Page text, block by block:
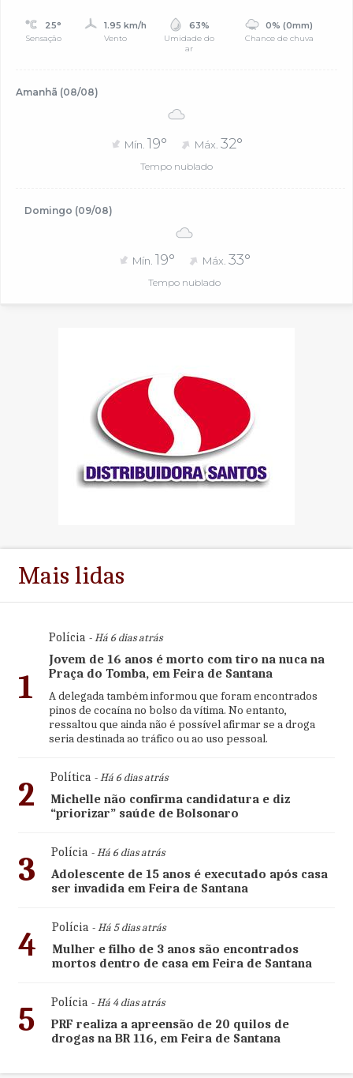
25°
Sensação
1.95 km/h
Vento
63%
Umidade do
ar
0% (0mm)
Chance de chuva
Amanhã (08/08)
Mín. 19° Máx. 32°
Tempo nublado
Domingo (09/08)
Mín. 19° Máx. 33°
Tempo nublado
Mais lidas
1
Polícia- Há 6 dias atrás
Jovem de 16 anos é morto com tiro na nuca na
Praça do Tomba, em Feira de Santana
A delegada também informou que foram encontrados
pinos de cocaína no bolso da vítima. No entanto,
ressaltou que ainda não é possível afirmar se a droga
seria destinada ao tráfico ou ao uso pessoal.
2 Política- Há 6 dias atrás
Michelle não confirma candidatura e diz
“priorizar” saúde de Bolsonaro
3 Polícia- Há 6 dias atrás
Adolescente de 15 anos é executado após casa
ser invadida em Feira de Santana
4 Polícia- Há 5 dias atrás
Mulher e filho de 3 anos são encontrados
mortos dentro de casa em Feira de Santana
5 Polícia- Há 4 dias atrás
PRF realiza a apreensão de 20 quilos de
drogas na BR 116, em Feira de Santana